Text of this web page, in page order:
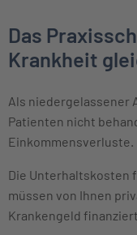
Das
Krankheit
Als niedergelassener
Patienten nicht
Einkommensverluste.
Die Unterhaltskosten
müssen von Ihnen
Krankengeld